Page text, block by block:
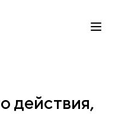
действия,